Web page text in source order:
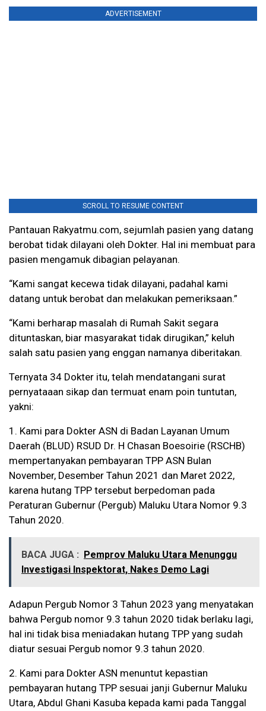
ADVERTISEMENT
SCROLL TO RESUME CONTENT
Pantauan Rakyatmu.com, sejumlah pasien yang datang
berobat tidak dilayani oleh Dokter. Hal ini membuat para
pasien mengamuk dibagian pelayanan.
“Kami sangat kecewa tidak dilayani, padahal kami
datang untuk berobat dan melakukan pemeriksaan.”
“Kami berharap masalah di Rumah Sakit segara
dituntaskan, biar masyarakat tidak dirugikan,” keluh
salah satu pasien yang enggan namanya diberitakan.
Ternyata 34 Dokter itu, telah mendatangani surat
pernyataaan sikap dan termuat enam poin tuntutan,
yakni:
1. Kami para Dokter ASN di Badan Layanan Umum
Daerah (BLUD) RSUD Dr. H Chasan Boesoirie (RSCHB)
mempertanyakan pembayaran TPP ASN Bulan
November, Desember Tahun 2021 dan Maret 2022,
karena hutang TPP tersebut berpedoman pada
Peraturan Gubernur (Pergub) Maluku Utara Nomor 9.3
Tahun 2020.
BACA JUGA : Pemprov Maluku Utara Menunggu
Investigasi Inspektorat, Nakes Demo Lagi
Adapun Pergub Nomor 3 Tahun 2023 yang menyatakan
bahwa Pergub nomor 9.3 tahun 2020 tidak berlaku lagi,
hal ini tidak bisa meniadakan hutang TPP yang sudah
diatur sesuai Pergub nomor 9.3 tahun 2020.
2. Kami para Dokter ASN menuntut kepastian
pembayaran hutang TPP sesuai janji Gubernur Maluku
Utara, Abdul Ghani Kasuba kepada kami pada Tanggal